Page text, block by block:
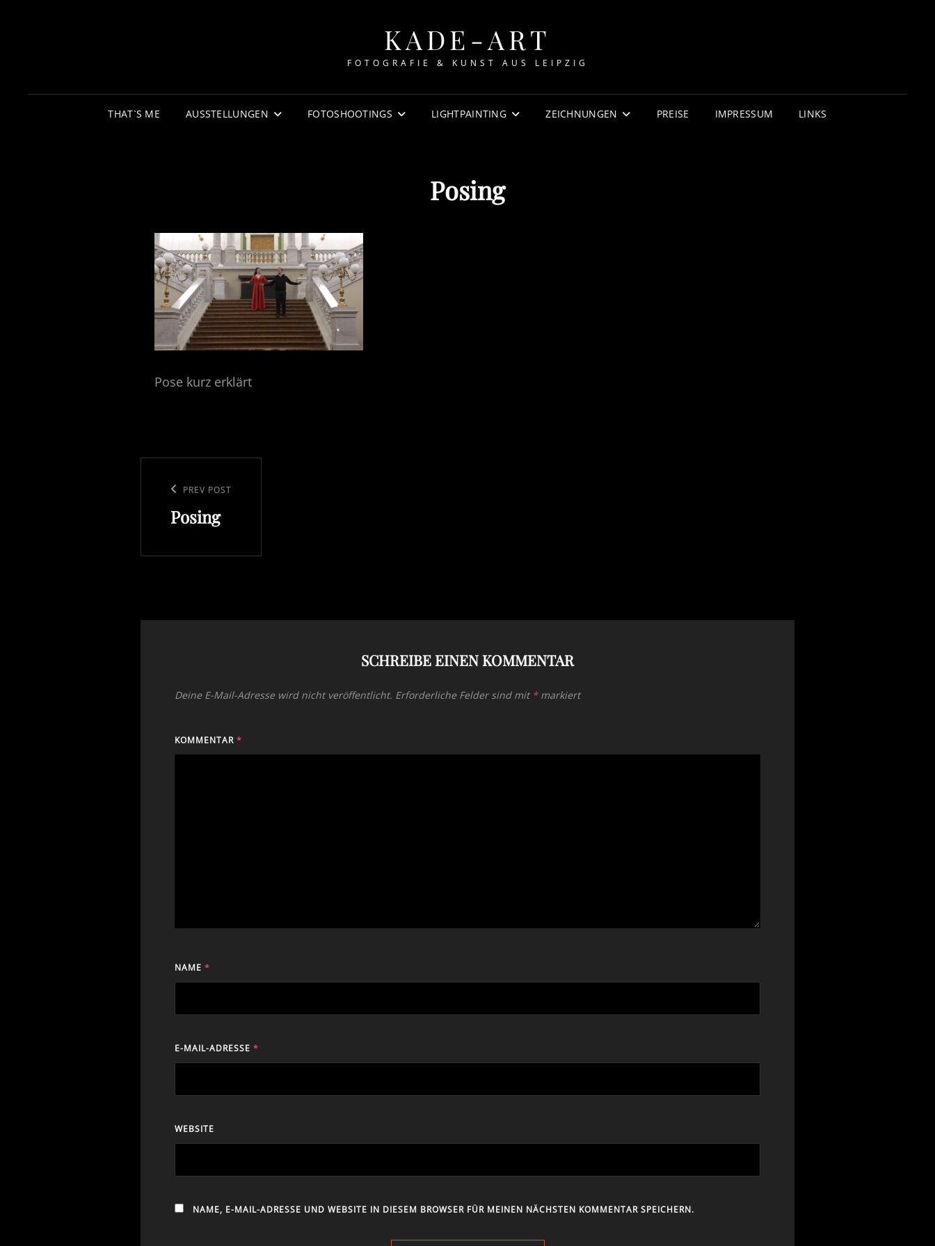
KADE-ART
FOTOGRAFIE & KUNST AUS LEIPZIG
THAT`S ME AUSSTELLUNGEN FOTOSHOOTINGS LIGHTPAINTING ZEICHNUNGEN PREISE IMPRESSUM LINKS
Posing
Pose kurz erklärt
Previous
Post
PREV POST
Posing
SCHREIBE EINEN KOMMENTAR
Deine E-Mail-Adresse wird nicht veröffentlicht. Erforderliche Felder sind mit *markiert
KOMMENTAR *
NAME *
E-MAIL-ADRESSE *
WEBSITE
NAME, E-MAIL-ADRESSE UND WEBSITE IN DIESEM BROWSER FÜR MEINEN NÄCHSTEN KOMMENTAR SPEICHERN.